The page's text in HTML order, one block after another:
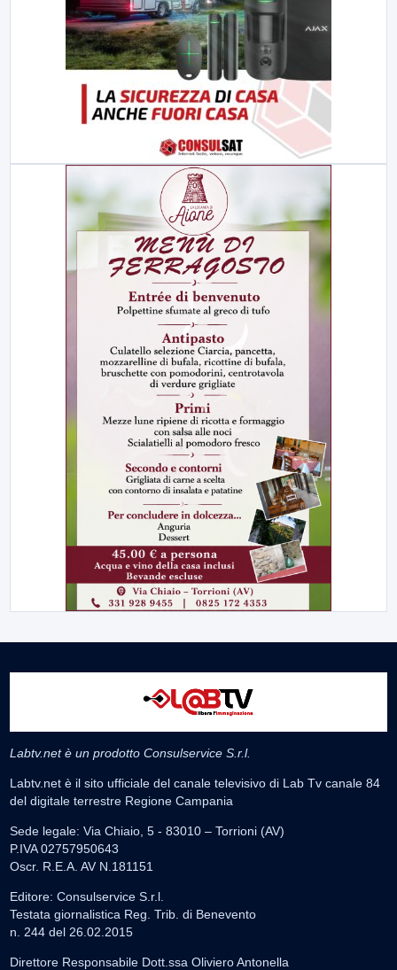
Labtv.net è un prodotto Consulservice S.r.l.
Labtv.net è il sito ufficiale del canale televisivo di Lab Tv canale 84
del digitale terrestre Regione Campania
Sede legale: Via Chiaio, 5 - 83010 – Torrioni (AV)
P.IVA 02757950643
Oscr. R.E.A. AV N.181151
Editore: Consulservice S.r.l.
Testata giornalistica Reg. Trib. di Benevento
n. 244 del 26.02.2015
Direttore Responsabile Dott.ssa Oliviero Antonella